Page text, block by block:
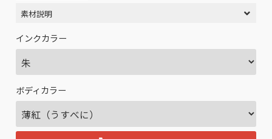
素材説明
インクカラー
ボディカラー